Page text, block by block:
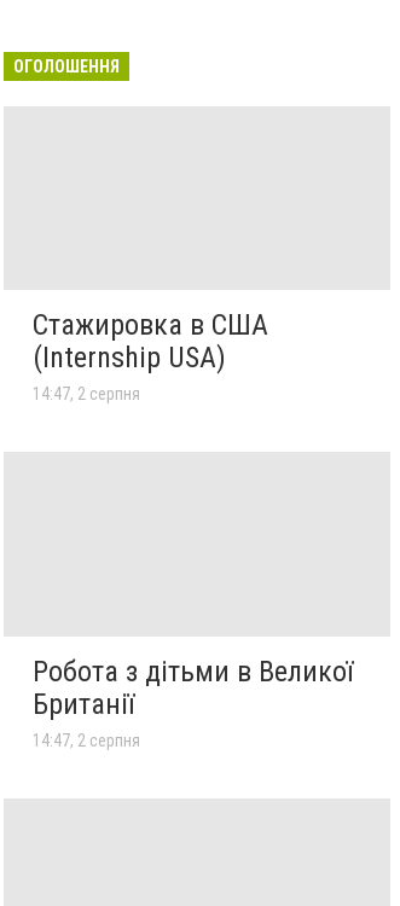
ОГОЛОШЕННЯ
Стажировка в США
(Internship USA)
14:47, 2 серпня
Робота з дітьми в Великої
Британії
14:47, 2 серпня